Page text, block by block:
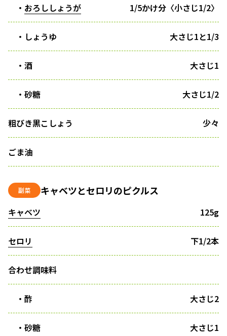
・ おろししょうが 1/5かけ分〈小さじ1/2〉
・しょうゆ 大さじ1と1/3
・酒 大さじ1
・砂糖 大さじ1/2
粗びき黒こしょう 少々
ごま油
副菜 キャベツとセロリのピクルス
キャベツ 125g
セロリ 下1/2本
合わせ調味料
・酢 大さじ2
・砂糖 大さじ1